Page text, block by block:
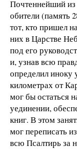
Почтеннейший из
обители (память
тот, кто пришел
них в Царстве
под его
и, узнав всю
определил
километрах от
мог бы остаться
уединении,
книг. В этом
мог переписать
всю Псалтирь за